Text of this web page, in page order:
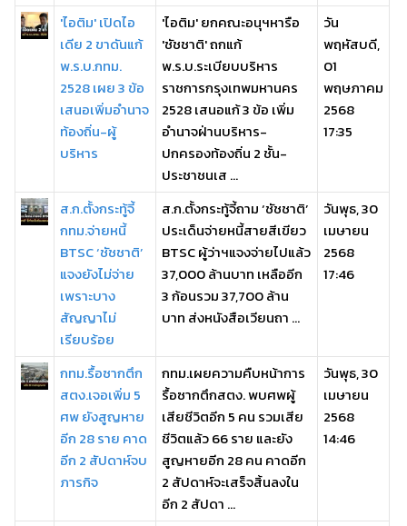
'ไอติม' เปิดไอ
เดีย 2 ขาดันแก้
พ.ร.บ.กทม.
2528 เผย 3 ข้อ
เสนอเพิ่มอำนาจ
ท้องถิ่น-ผู้
บริหาร
'ไอติม' ยกคณะอนุฯหารือ
'ชัชชาติ' ถกแก้
พ.ร.บ.ระเบียบบริหาร
ราชการกรุงเทพมหานคร
2528 เสนอแก้ 3 ข้อ เพิ่ม
อำนาจฝ่านบริหาร-
ปกครองท้องถิ่น 2 ชั้น-
ประชาชนเส ...
วัน
พฤหัสบดี,
01
พฤษภาคม
2568
17:35
ส.ก.ตั้งกระทู้จี้
กทม.จ่ายหนี้
BTSC ‘ชัชชาติ’
แจงยังไม่จ่าย
เพราะบาง
สัญญาไม่
เรียบร้อย
ส.ก.ตั้งกระทู้จี้ถาม ‘ชัชชาติ’
ประเด็นจ่ายหนี้สายสีเขียว
BTSC ผู้ว่าฯแจงจ่ายไปแล้ว
37,000 ล้านบาท เหลืออีก
3 ก้อนรวม 37,700 ล้าน
บาท ส่งหนังสือเวียนถา ...
วันพุธ, 30
เมษายน
2568
17:46
กทม.รื้อซากตึก
สตง.เจอเพิ่ม 5
ศพ ยังสูญหาย
อีก 28 ราย คาด
อีก 2 สัปดาห์จบ
ภารกิจ
กทม.เผยความคืบหน้าการ
รื้อซากตึกสตง. พบศพผู้
เสียชีวิตอีก 5 คน รวมเสีย
ชีวิตแล้ว 66 ราย และยัง
สูญหายอีก 28 คน คาดอีก
2 สัปดาห์จะเสร็จสิ้นลงใน
อีก 2 สัปดา ...
วันพุธ, 30
เมษายน
2568
14:46